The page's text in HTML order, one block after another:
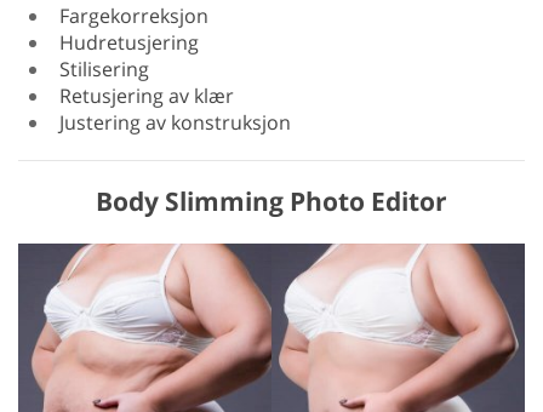
Fargekorreksjon
Hudretusjering
Stilisering
Retusjering av klær
Justering av konstruksjon
Body Slimming Photo Editor